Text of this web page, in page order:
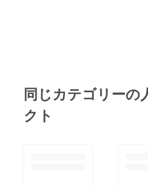
謝です！ また楽しい
企画しますので、皆さ
で味わった方が絶対に
同じカテゴリーの
クト